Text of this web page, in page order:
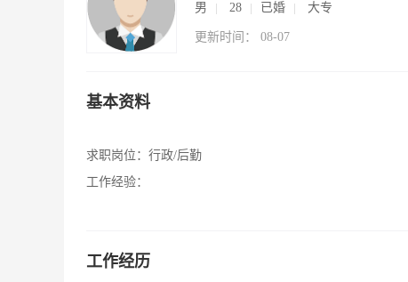
男 28 已婚 大专
更新时间： 08-07
基本资料
求职岗位： 行政/后勤
工作经验：
工作经历